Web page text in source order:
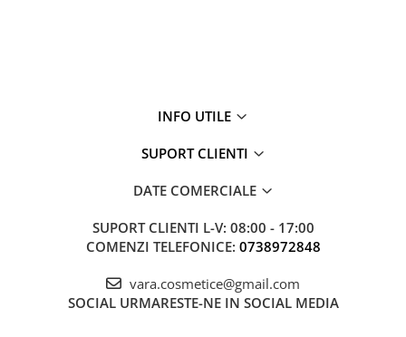
INFO UTILE
SUPORT CLIENTI
DATE COMERCIALE
SUPORT CLIENTI L-V: 08:00 - 17:00
COMENZI TELEFONICE: 0738972848
vara.cosmetice@gmail.com
SOCIAL URMARESTE-NE IN SOCIAL MEDIA